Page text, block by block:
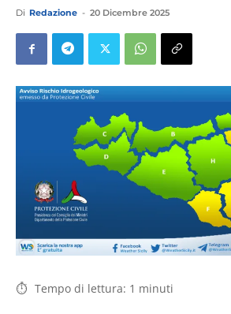
Di Redazione - 20 Dicembre 2025
Tempo di lettura: 1 minuti